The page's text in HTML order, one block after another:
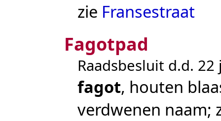
zie Fransestraat
Fagotpad
Raadsbesluit d.d.
fagot, houten
verdwenen naam;